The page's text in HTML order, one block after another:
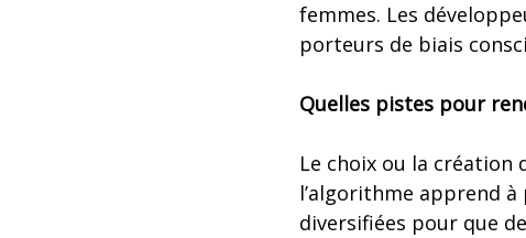
femmes. Les
porteurs de biais
Quelles pistes pour
Le choix ou la création
l’algorithme apprend
diversifiées pour que